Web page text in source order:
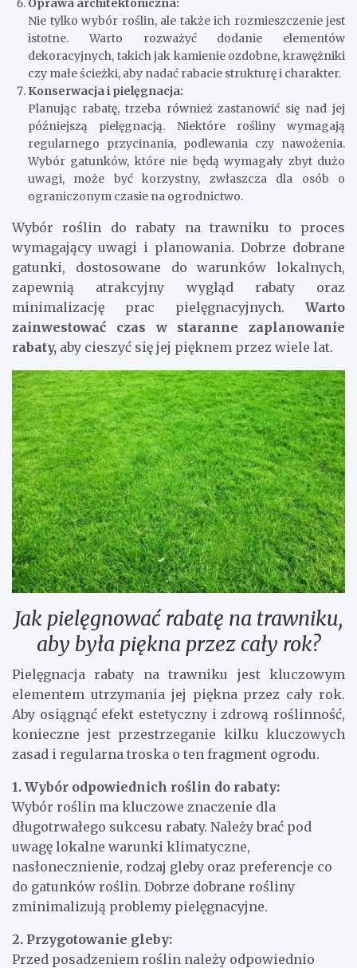
Oprawa architektoniczna:
Nie tylko wybór roślin, ale także ich rozmieszczenie jest
istotne. Warto rozważyć dodanie elementów
dekoracyjnych, takich jak kamienie ozdobne, krawężniki
czy małe ścieżki, aby nadać rabacie strukturę i charakter.
Konserwacja i pielęgnacja:
Planując rabatę, trzeba również zastanowić się nad jej
późniejszą pielęgnacją. Niektóre rośliny wymagają
regularnego przycinania, podlewania czy nawożenia.
Wybór gatunków, które nie będą wymagały zbyt dużo
uwagi, może być korzystny, zwłaszcza dla osób o
ograniczonym czasie na ogrodnictwo.
Wybór roślin do rabaty na trawniku to proces
wymagający uwagi i planowania. Dobrze dobrane
gatunki, dostosowane do warunków lokalnych,
zapewnią atrakcyjny wygląd rabaty oraz
minimalizację prac pielęgnacyjnych. Warto
zainwestować czas w staranne zaplanowanie
rabaty, aby cieszyć się jej pięknem przez wiele lat.
Jak pielęgnować rabatę na trawniku,
aby była piękna przez cały rok?
Pielęgnacja rabaty na trawniku jest kluczowym
elementem utrzymania jej piękna przez cały rok.
Aby osiągnąć efekt estetyczny i zdrową roślinność,
konieczne jest przestrzeganie kilku kluczowych
zasad i regularna troska o ten fragment ogrodu.
1. Wybór odpowiednich roślin do rabaty:
Wybór roślin ma kluczowe znaczenie dla
długotrwałego sukcesu rabaty. Należy brać pod
uwagę lokalne warunki klimatyczne,
nasłonecznienie, rodzaj gleby oraz preferencje co
do gatunków roślin. Dobrze dobrane rośliny
zminimalizują problemy pielęgnacyjne.
2. Przygotowanie gleby:
Przed posadzeniem roślin należy odpowiednio